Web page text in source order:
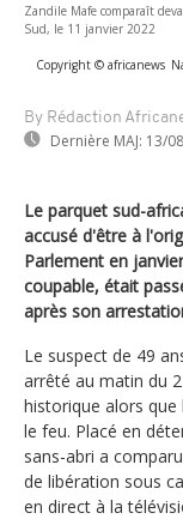
Zandile Mafe comparaît
Sud, le 11 janvier 2022
Copyright © africanews
By Rédaction
Dernière MAJ: 13/
Le parquet sud-
accusé d'être à
Parlement en
coupable, était
après son
Le suspect de 49
arrêté au matin du
historique alors
le feu. Placé en
sans-abri a
de libération sous
en direct à la